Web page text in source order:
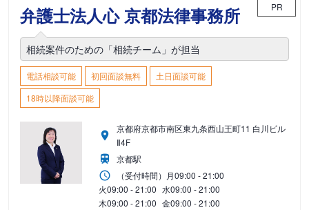
弁護士法人心 京都法律事務所 PR
相続案件のための「相続チーム」が担当
電話相談可能 初回面談無料
土日面談可能
18時以降面談可能
京都府京都市南区東九条西山王町11 白川ビル
Ⅱ4F
京都駅
（受付時間） 月09:00 - 21:00
火09:00 - 21:00 水09:00 - 21:00
木09:00 - 21:00 金09:00 - 21:00